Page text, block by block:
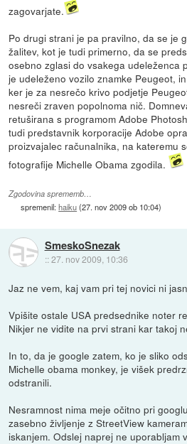
zagovarjate.
Po drugi strani je pa pravilno, da se je
žalitev, kot je tudi primerno, da se
osebno zglasi do vsakega udeleženca
je udeleženo vozilo znamke Peugeot,
ker je za nesrečo krivo podjetje
nesreči zraven popolnoma nič.
retuširana s programom Adobe
tudi predstavnik korporacije Adobe
proizvajalec računalnika, na kateremu
fotografije Michelle Obama zgodila.
Zgodovina sprememb…
spremenil:haiku(27. nov 2009 ob 10:04)
SmeskoSnezak
::27. nov 2009, 10:36
Jaz ne vem, kaj vam pri tej novici ni
Vpišite ostale USA predsednike noter
Nikjer ne vidite na prvi strani kar takoj
In to, da je google zatem, ko je sliko
Michelle obama monkey, je višek
odstranili.
Nesramnost nima meje očitno pri
zasebno življenje z StreetView
iskanjem. Odslej naprej ne uporabljam